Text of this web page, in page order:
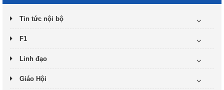
Tin tức nội bộ
F1
Linh đạo
Giáo Hội